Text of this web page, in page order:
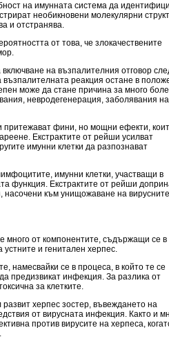
на имунната система да
необикновени молекулярни
и отстранява.
от това, че злокачествените
на възпалителния отговор
възпалителната реакция остане в
може да стане причина за много
невродегенерация, заболявания на
притежават фини, но мощни ефекти,
Екстрактите от рейши усилват
имунни клетки да разпознават
имунни клетки, участващи в
функция. Екстрактите от рейши
насочени към унищожаване на вирусните
много от компонентите, съдържащи се в
и генитален херпес.
намесвайки се в процеса, в който те се
предизвикат инфекция. За разлика от
за клетките.
херпес зостер, въвеждането на
от вирусната инфекция. Както и
против вирусите на херпеса,